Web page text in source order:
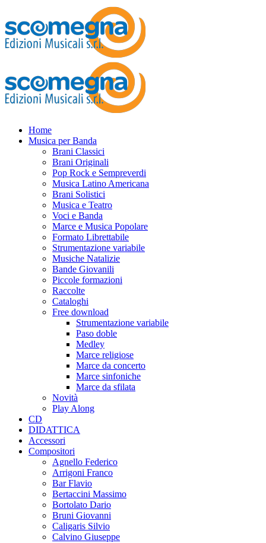
Home
Musica per Banda
Brani Classici
Brani Originali
Pop Rock e Sempreverdi
Musica Latino Americana
Brani Solistici
Musica e Teatro
Voci e Banda
Marce e Musica Popolare
Formato Librettabile
Strumentazione variabile
Musiche Natalizie
Bande Giovanili
Piccole formazioni
Raccolte
Cataloghi
Free download
Strumentazione variabile
Paso doble
Medley
Marce religiose
Marce da concerto
Marce sinfoniche
Marce da sfilata
Novità
Play Along
CD
DIDATTICA
Accessori
Compositori
Agnello Federico
Arrigoni Franco
Bar Flavio
Bertaccini Massimo
Bortolato Dario
Bruni Giovanni
Caligaris Silvio
Calvino Giuseppe